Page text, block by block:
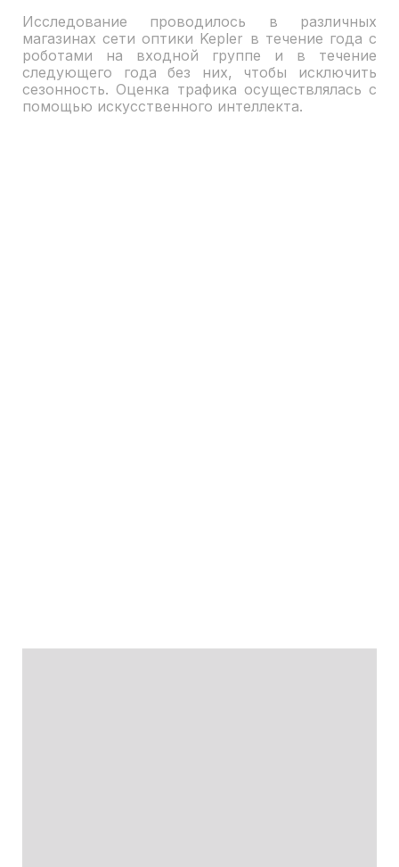
Исследование проводилось в различных
магазинах сети оптики Kepler в течение года с
роботами на входной группе и в течение
следующего года без них, чтобы исключить
сезонность. Оценка трафика осуществлялась с
помощью искусственного интеллекта.